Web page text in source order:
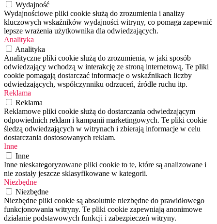
Wydajność
Wydajnościowe pliki cookie służą do zrozumienia i analizy
kluczowych wskaźników wydajności witryny, co pomaga zapewnić
lepsze wrażenia użytkownika dla odwiedzających.
Analityka
Analityka
Analityczne pliki cookie służą do zrozumienia, w jaki sposób
odwiedzający wchodzą w interakcję ze stroną internetową. Te pliki
cookie pomagają dostarczać informacje o wskaźnikach liczby
odwiedzających, współczynniku odrzuceń, źródle ruchu itp.
Reklama
Reklama
Reklamowe pliki cookie służą do dostarczania odwiedzającym
odpowiednich reklam i kampanii marketingowych. Te pliki cookie
śledzą odwiedzających w witrynach i zbierają informacje w celu
dostarczania dostosowanych reklam.
Inne
Inne
Inne nieskategoryzowane pliki cookie to te, które są analizowane i
nie zostały jeszcze sklasyfikowane w kategorii.
Niezbędne
Niezbędne
Niezbędne pliki cookie są absolutnie niezbędne do prawidłowego
funkcjonowania witryny. Te pliki cookie zapewniają anonimowe
działanie podstawowych funkcji i zabezpieczeń witryny.